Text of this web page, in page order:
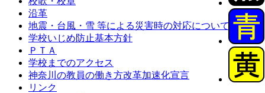
沿革
地震・台風・雪 等による災害時の対応について
学校いじめ防止基本方針
ＰＴＡ
学校までのアクセス
神奈川の教員の働き方改革加速化宣言
リンク